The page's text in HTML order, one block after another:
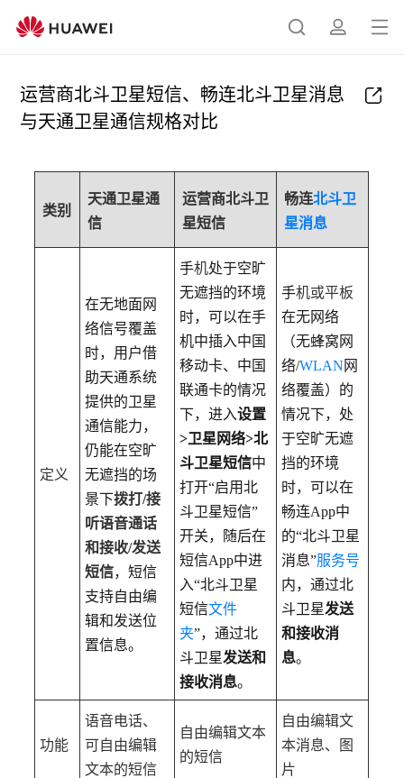
搜
简
打
单
运营商北斗卫星短信、畅连北斗卫星消息
与天通卫星通信规格对比
类别
天通卫星通
信
运营商北斗卫
星短信
畅连北斗卫
星消息
定义
在无地面网
络信号覆盖
时，用户借
助天通系统
提供的卫星
通信能力，
仍能在空旷
无遮挡的场
景下拨打/接
听语音通话
和接收/发送
短信，短信
支持自由编
辑和发送位
置信息。
手机处于空旷
无遮挡的环境
时，可以在手
机中插入中国
移动卡、中国
联通卡的情况
下，进入设置
>卫星网络>北
斗卫星短信中
打开“启用北
斗卫星短信”
开关，随后在
短信App中进
入“北斗卫星
短信文件
夹”，通过北
斗卫星发送和
接收消息。
手机或平板
在无网络
（无蜂窝网
络/WLAN 网
络覆盖）的
情况下，处
于空旷无遮
挡的环境
时，可以在
畅连App中
的“北斗卫星
消息”服务号
内，通过北
斗卫星发送
和接收消
息。
功能
语音电话、
可自由编辑
文本的短信
自由编辑文本
的短信
自由编辑文
本消息、图
片